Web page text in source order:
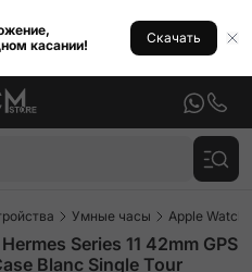
касании!
Скачать
Умные часы Apple Watch
Series 11 42mm GPS
Blanc Single Tour